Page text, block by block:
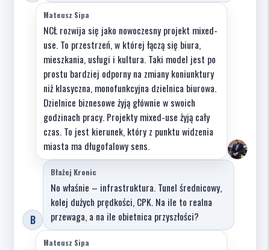
Mateusz Sipa
NCŁ rozwija się jako nowoczesny projekt mixed-
use. To przestrzeń, w której łączą się biura,
mieszkania, usługi i kultura. Taki model jest po
prostu bardziej odporny na zmiany koniunktury
niż klasyczna, monofunkcyjna dzielnica biurowa.
Dzielnice biznesowe żyją głównie w swoich
godzinach pracy. Projekty mixed-use żyją cały
czas. To jest kierunek, który z punktu widzenia
miasta ma długofalowy sens.
B
Błażej Kronic
No właśnie – infrastruktura. Tunel średnicowy,
kolej dużych prędkości, CPK. Na ile to realna
przewaga, a na ile obietnica przyszłości?
Mateusz Sipa